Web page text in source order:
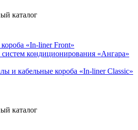
каталог
«In-liner Front»
систем кондиционирования «Ангара»
и кабельные короба «In-liner Classic»
каталог